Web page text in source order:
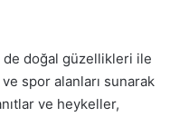
de doğal güzellikleri ile
spor alanları sunarak
ve heykeller,